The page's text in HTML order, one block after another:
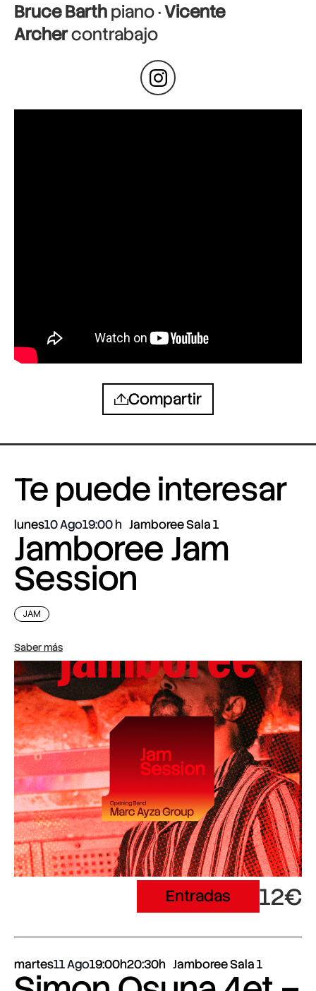
Bruce Barthpiano ·Vicente
Archercontrabajo
Compartir
Te puede interesar
lunes10 Ago19:00 Jamboree Sala 1
Jamboree Jam
Session
JAM
Saber más
Entradas 12€
martes11 Ago19:00h20:30h Jamboree Sala 1